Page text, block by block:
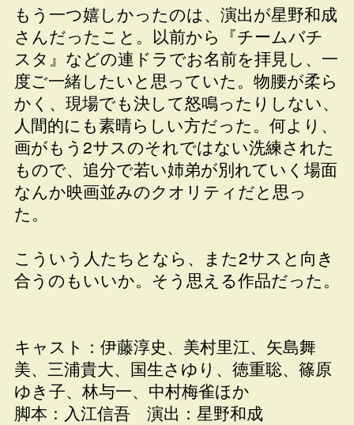
もう一つ嬉しかったのは、演出が星野和成
さんだったこと。以前から『チームバチ
スタ』などの連ドラでお名前を拝見し、一
度ご一緒したいと思っていた。物腰が柔ら
かく、現場でも決して怒鳴ったりしない、
人間的にも素晴らしい方だった。何より、
画がもう2サスのそれではない洗練された
もので、追分で若い姉弟が別れていく場面
なんか映画並みのクオリティだと思っ
た。
こういう人たちとなら、また2サスと向き
合うのもいいか。そう思える作品だった。
キャスト：伊藤淳史、美村里江、矢島舞
美、三浦貴大、国生さゆり、徳重聡、篠原
ゆき子、林与一、中村梅雀ほか
脚本：入江信吾 演出：星野和成